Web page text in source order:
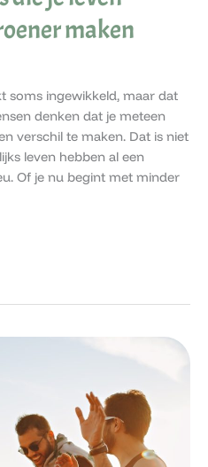
maken
soms ingewikkeld, maar dat
denken dat je meteen
verschil te maken. Dat is niet
leven hebben al een
Of je nu begint met minder